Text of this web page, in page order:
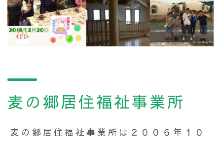
麦の郷居住福祉事業所
麦の郷居住福祉事業所は２００６年１０